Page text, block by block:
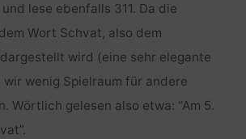
lese ebenfalls 311. Da die
Wort Schvat, also dem
wird (eine sehr elegante
wir wenig Spielraum für andere
Wörtlich gelesen also etwa: “Am 5.